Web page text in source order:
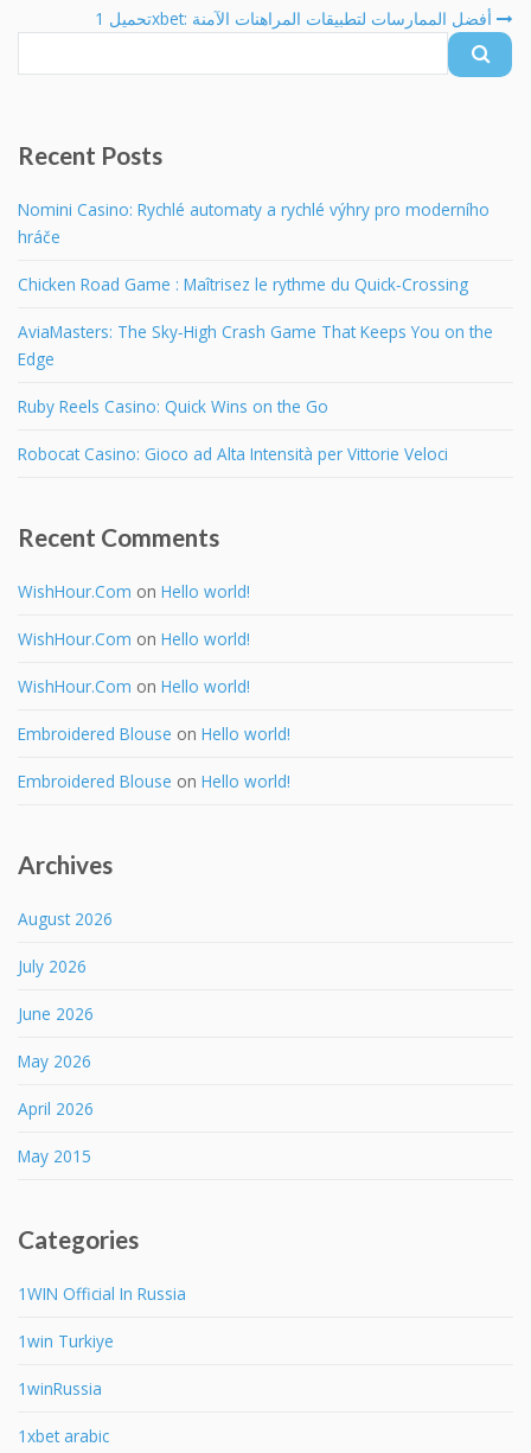
Recent Posts
Nomini Casino: Rychlé automaty a rychlé výhry pro moderního
hráče
Chicken Road Game : Maîtrisez le rythme du Quick‑Crossing
AviaMasters: The Sky‑High Crash Game That Keeps You on the
Edge
Ruby Reels Casino: Quick Wins on the Go
Robocat Casino: Gioco ad Alta Intensità per Vittorie Veloci
Recent Comments
WishHour.Com on Hello world!
WishHour.Com on Hello world!
WishHour.Com on Hello world!
Embroidered Blouse on Hello world!
Embroidered Blouse on Hello world!
Archives
August 2026
July 2026
June 2026
May 2026
April 2026
May 2015
Categories
1WIN Official In Russia
1win Turkiye
1winRussia
1xbet arabic